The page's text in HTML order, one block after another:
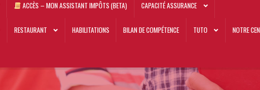
ACCÈS – MON ASSISTANT IMPÔTS (BETA) CAPACITÉ ASSURANCE
RESTAURANT HABILITATIONS BILAN DE COMPÉTENCE TUTO NOTRE